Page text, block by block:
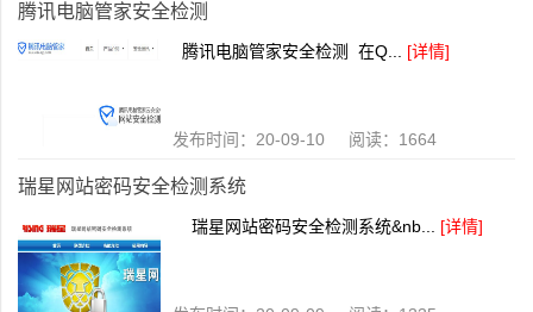
腾讯电脑管家安全检测
腾讯电脑管家安全检测 在Q... [详情]
发布时间：20-09-10 阅读：1664
瑞星网站密码安全检测系统
瑞星网站密码安全检测系统&nb... [详情]